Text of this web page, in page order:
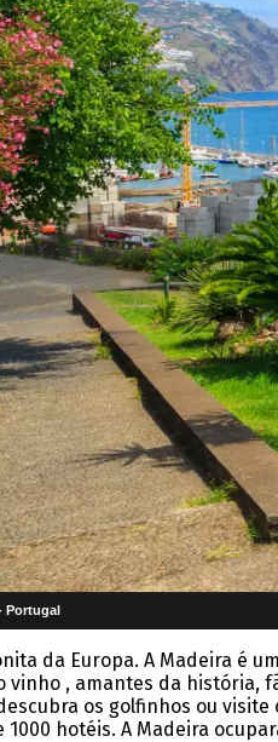
Portugal
da Europa. A Madeira é
, amantes da história,
os golfinhos ou
1000 hotéis. A Madeira